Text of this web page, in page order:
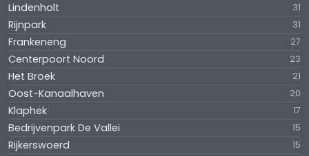
Lindenholt 31
Rijnpark 31
Frankeneng 27
Centerpoort Noord 23
Het Broek 21
Oost-Kanaalhaven 20
Klaphek 17
Bedrijvenpark De Vallei 15
Rijkerswoerd 15